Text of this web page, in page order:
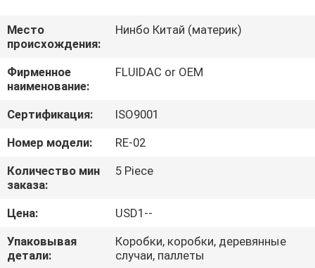
О
НАС
ПУТЕШЕСТВИЕ
ФАБРИКИ
ПРОВЕРКА
КАЧЕСТВА
СВЯЖИТЕСЬ
МЫ
Место
происхождения:
Нинбо Китай (материк)
Фирменное
наименование:
FLUIDAC or OEM
Сертификация:
ISO9001
Номер модели:
RE-02
Количество мин
заказа:
5 Piece
Цена:
USD1--
Упаковывая
детали:
Коробки, коробки, деревянные
случаи, паллеты